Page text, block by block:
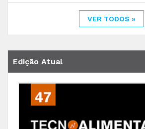
VER TODOS »
Edição Atual